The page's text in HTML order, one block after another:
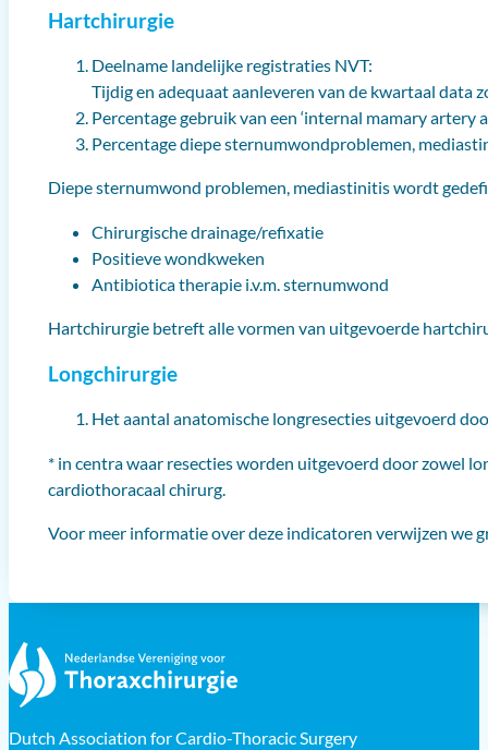
Hartchirurgie
Deelname landelijke registraties NVT:
Tijdig en adequaat aanleveren van de kwartaal
Percentage gebruik van een ‘internal mamary artery
Percentage diepe sternumwondproblemen,
Diepe sternumwond problemen, mediastinitis wordt
Chirurgische drainage/refixatie
Positieve wondkweken
Antibiotica therapie i.v.m. sternumwond
Hartchirurgie betreft alle vormen van uitgevoerde
Longchirurgie
Het aantal anatomische longresecties uitgevoerd
* in centra waar resecties worden uitgevoerd door zowel
cardiothoracaal chirurg.
Voor meer informatie over deze indicatoren verwijzen we
Dutch Association for Cardio-Thoracic Surgery